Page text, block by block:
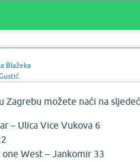
Blažeka
Zagrebu možete naći na
– Ulica Vice Vukova 6
West – Jankomir 33